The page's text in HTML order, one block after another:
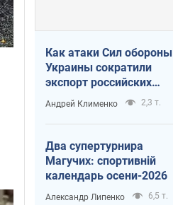
Как атаки Сил обороны
Украины сократили
экспорт российских
нефтепродуктов
Андрей Клименко 2,3 т.
Два супертурнира
Магучих: спортивній
календарь осени-2026
Александр Липенко 6,5 т.